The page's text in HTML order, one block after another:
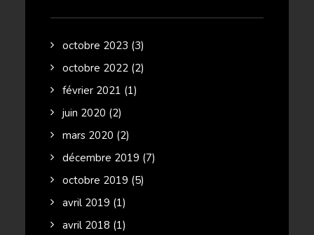
octobre 2023 (3)
octobre 2022 (2)
février 2021 (1)
juin 2020 (2)
mars 2020 (2)
décembre 2019 (7)
octobre 2019 (5)
avril 2019 (1)
avril 2018 (1)